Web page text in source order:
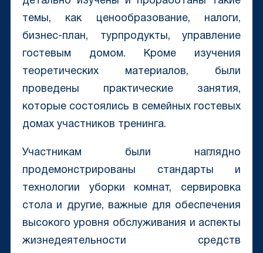
темы, как ценообразование, налоги,
бизнес-план, турпродукты, управление
гостевым домом. Кроме изучения
теоретических материалов, были
проведены практические занятия,
которые состоялись в семейных гостевых
домах участников тренинга.
Участникам были наглядно
продемонстрированы стандарты и
технологии уборки комнат, сервировка
стола и другие, важные для обеспечения
высокого уровня обслуживания и аспекты
жизнедеятельности средств